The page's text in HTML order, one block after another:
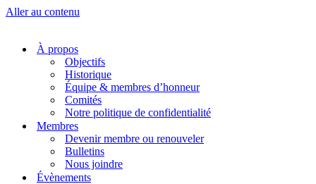
Aller au contenu
À propos
Objectifs
Historique
Équipe & membres d’honneur
Comités
Notre politique de confidentialité
Membres
Devenir membre ou renouveler
Bulletins
Nous joindre
Évènements